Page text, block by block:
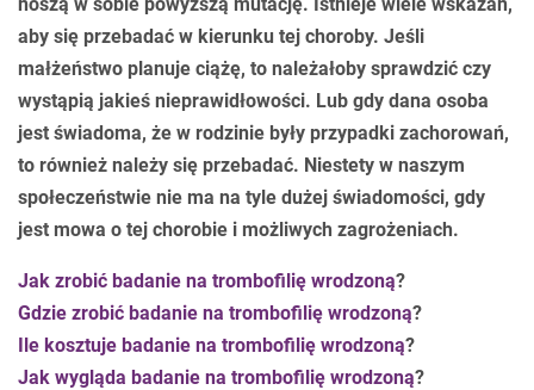
aby się przebadać w kierunku tej choroby. Jeśli
małżeństwo planuje ciążę, to należałoby sprawdzić czy
wystąpią jakieś nieprawidłowości. Lub gdy dana osoba
jest świadoma, że w rodzinie były przypadki zachorowań,
to również należy się przebadać. Niestety w naszym
społeczeństwie nie ma na tyle dużej świadomości, gdy
jest mowa o tej chorobie i możliwych zagrożeniach.
Jak zrobić badanie na trombofilię wrodzoną?
Gdzie zrobić badanie na trombofilię wrodzoną?
Ile kosztuje badanie na trombofilię wrodzoną?
Jak wygląda badanie na trombofilię wrodzoną?